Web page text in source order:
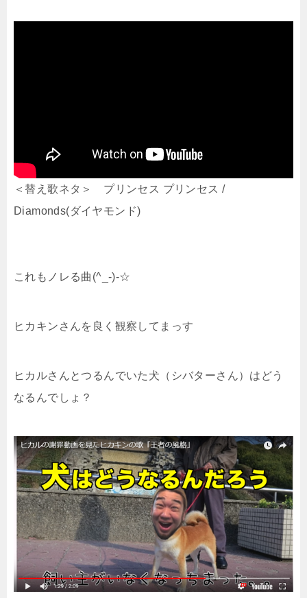
＜替え歌ネタ＞ プリンセス プリンセス /
Diamonds(ダイヤモンド)
これもノレる曲(^_-)-☆
ヒカキンさんを良く観察してまっす
ヒカルさんとつるんでいた犬（シバターさん）はどう
なるんでしょ？